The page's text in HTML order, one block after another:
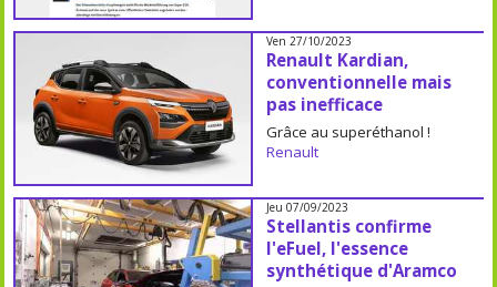
Ven 27/10/2023
Renault Kardian,
conventionnelle mais
pas inefficace
Grâce au superéthanol !
Renault
Jeu 07/09/2023
Stellantis confirme
l'eFuel, l'essence
synthétique d'Aramco